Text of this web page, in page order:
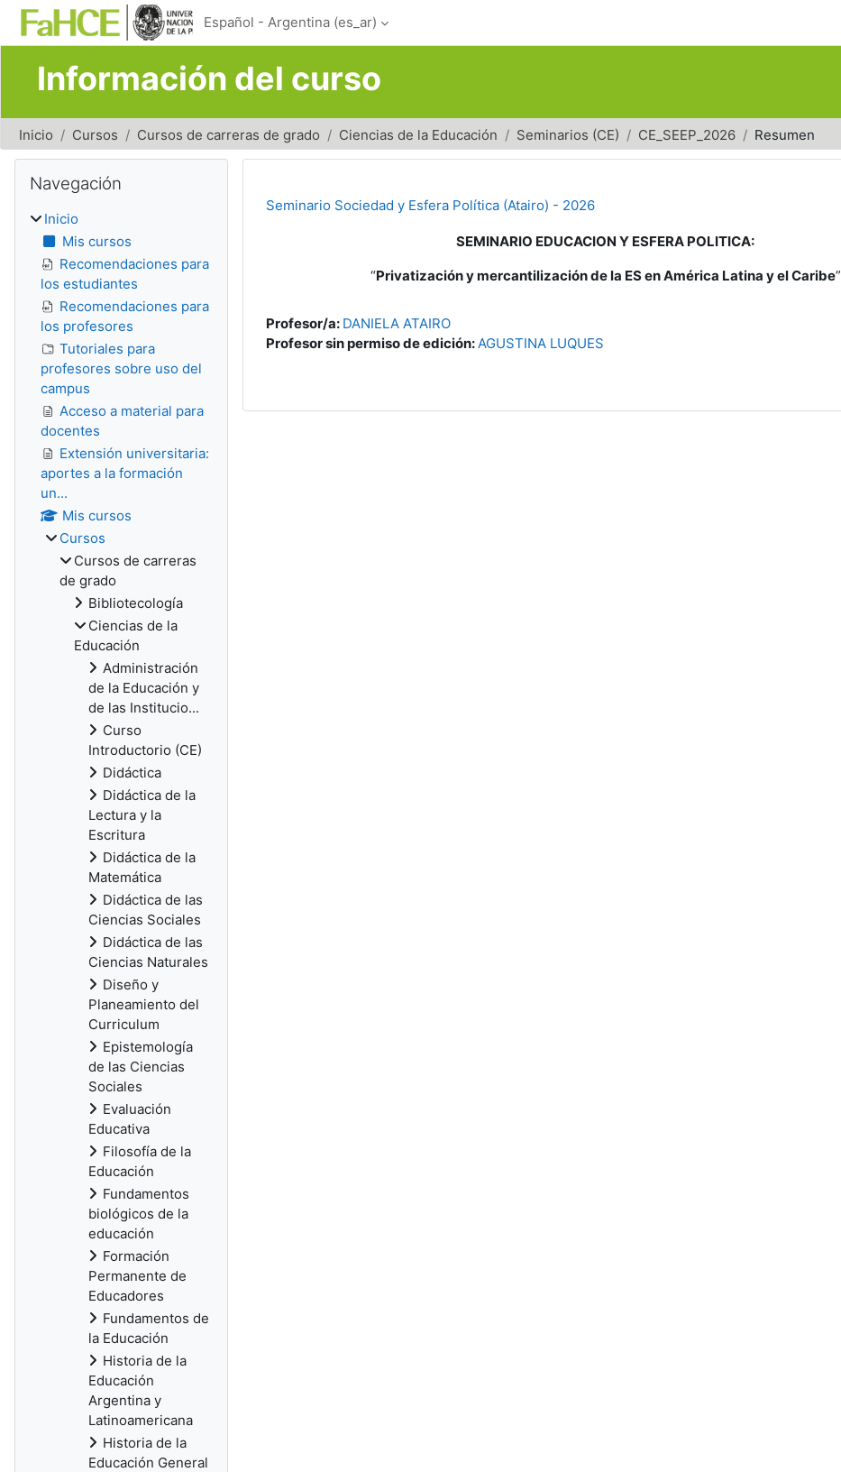
Salta al contenido principal
Español - Argentina ‎(es_ar)‎
Información del curso
Inicio Cursos Cursos de carreras de grado Ciencias de la Educación Seminarios (CE) CE_SEEP_2026 Resumen
Seminario Sociedad y Esfera Política (Atairo) - 2026
SEMINARIO EDUCACION Y ESFERA POLITICA:
“Privatización y mercantilización de la ES en América Latina y el Caribe”
Profesor/a: DANIELA ATAIRO
Profesor sin permiso de edición:AGUSTINA LUQUES
Bloques
Navegación
Inicio
Mis cursos
Recomendaciones para
los estudiantes
Recomendaciones para
los profesores
Tutoriales para
profesores sobre uso del
campus
Acceso a material para
docentes
Extensión universitaria:
aportes a la formación
un...
Mis cursos
Cursos
Cursos de carreras
de grado
Bibliotecología
Ciencias de la
Educación
Administración
de la Educación y
de las Institucio...
Curso
Introductorio (CE)
Didáctica
Didáctica de la
Lectura y la
Escritura
Didáctica de la
Matemática
Didáctica de las
Ciencias Sociales
Didáctica de las
Ciencias Naturales
Diseño y
Planeamiento del
Curriculum
Epistemología
de las Ciencias
Sociales
Evaluación
Educativa
Filosofía de la
Educación
Fundamentos
biológicos de la
educación
Formación
Permanente de
Educadores
Fundamentos de
la Educación
Historia de la
Educación
Argentina y
Latinoamericana
Historia de la
Educación General